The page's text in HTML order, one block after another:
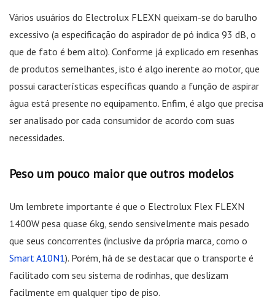
Vários usuários do Electrolux FLEXN queixam-se do barulho
excessivo (a especificação do aspirador de pó indica 93 dB, o
que de fato é bem alto). Conforme já explicado em resenhas
de produtos semelhantes, isto é algo inerente ao motor, que
possui características específicas quando a função de aspirar
água está presente no equipamento. Enfim, é algo que precisa
ser analisado por cada consumidor de acordo com suas
necessidades.
Peso um pouco maior que outros modelos
Um lembrete importante é que o Electrolux Flex FLEXN
1400W pesa quase 6kg, sendo sensivelmente mais pesado
que seus concorrentes (inclusive da própria marca, como o
Smart A10N1). Porém, há de se destacar que o transporte é
facilitado com seu sistema de rodinhas, que deslizam
facilmente em qualquer tipo de piso.